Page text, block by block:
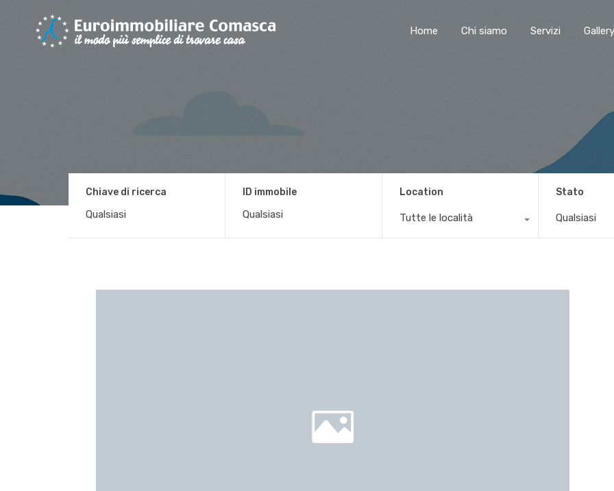
Home Chi siamo Servizi Gallery
Chiave di ricerca ID immobile Location
Tutte le località
Stato
Qualsiasi